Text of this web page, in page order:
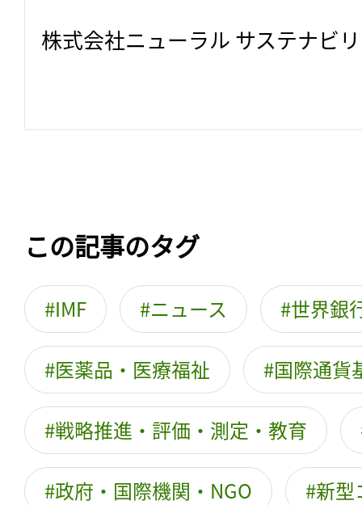
株式会社ニューラル サステナビ
この記事のタグ
IMF ニュース 世界銀
医薬品・医療福祉 国際通貨
戦略推進・評価・測定・教育
政府・国際機関・NGO 新型